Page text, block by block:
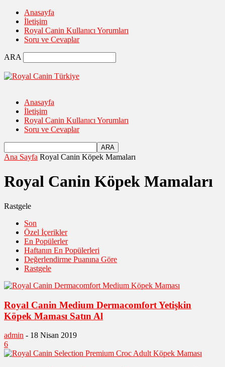
Anasayfa
İletişim
Royal Canin Kullanıcı Yorumları
Soru ve Cevaplar
ARA
Anasayfa
İletişim
Royal Canin Kullanıcı Yorumları
Soru ve Cevaplar
Ana Sayfa Royal Canin Köpek Mamaları
Royal Canin Köpek Mamaları
Rastgele
Son
Özel İçerikler
En Popülerler
Haftanın En Popülerleri
Değerlendirme Puanına Göre
Rastgele
Royal Canin Medium Dermacomfort Yetişkin
Köpek Maması Satın Al
admin - 18 Nisan 2019
6